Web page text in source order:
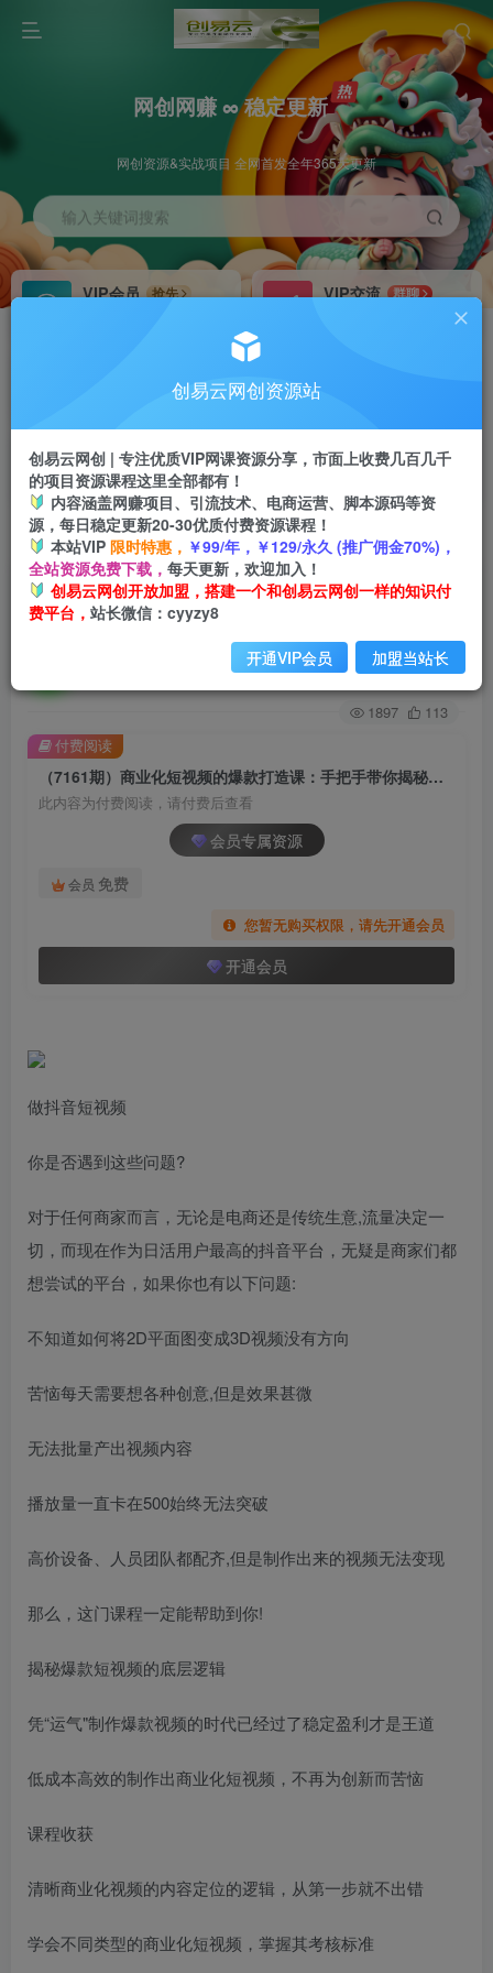
网创网赚 ∞ 稳定更新
网创资源&实战项目 全网首发全年365天更新
输入关键词搜索
VIP会员
抢先
VIP交流
群聊
研究探讨更多创业项目路子。
会员专属推广链接
挂机 项目
脚本卡密
APP下载
GO
首页 创业课程 会员专属 正文
（7161期）商业化短视频的爆款打造课：手把手
带你揭秘爆款短视频的底层逻辑（9节课）
关注
1897 113
（7161期）商业化短视频的爆款打造课：手把手带你揭秘爆款短视频的底层逻辑（9节课）
此内容为付费阅读，请付费后查看
会员专属资源
会员 免费
您暂无购买权限，请先开通会员
开通会员
付费阅读
做抖音短视频
你是否遇到这些问题?
对于任何商家而言，无论是电商还是传统生意,流量决定一
切，而现在作为日活用户最高的抖音平台，无疑是商家们都
想尝试的平台，如果你也有以下问题:
不知道如何将2D平面图变成3D视频没有方向
苦恼每天需要想各种创意,但是效果甚微
无法批量产出视频内容
播放量一直卡在500始终无法突破
高价设备、人员团队都配齐,但是制作出来的视频无法变现
那么，这门课程一定能帮助到你!
揭秘爆款短视频的底层逻辑
凭“运气"制作爆款视频的时代已经过了稳定盈利才是王道
低成本高效的制作出商业化短视频，不再为创新而苦恼
课程收获
清晰商业化视频的内容定位的逻辑，从第一步就不出错
学会不同类型的商业化短视频，掌握其考核标准
创易云网创资源站
创易云网创 | 专注优质VIP网课资源分享，市面上收费几百几千
的项目资源课程这里全部都有！
内容涵盖网赚项目、引流技术、电商运营、脚本源码等资
源，每日稳定更新20-30优质付费资源课程！
本站VIP 限时特惠， ￥99/年，￥129/永久 (推广佣金70%)，
全站资源免费下载， 每天更新，欢迎加入！
创易云网创开放加盟，搭建一个和创易云网创一样的知识付
费平台， 站长微信：cyyzy8
开通VIP会员 加盟当站长